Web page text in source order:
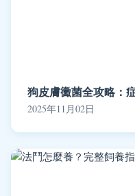
狗皮膚黴菌全攻略：
2025年11月02日